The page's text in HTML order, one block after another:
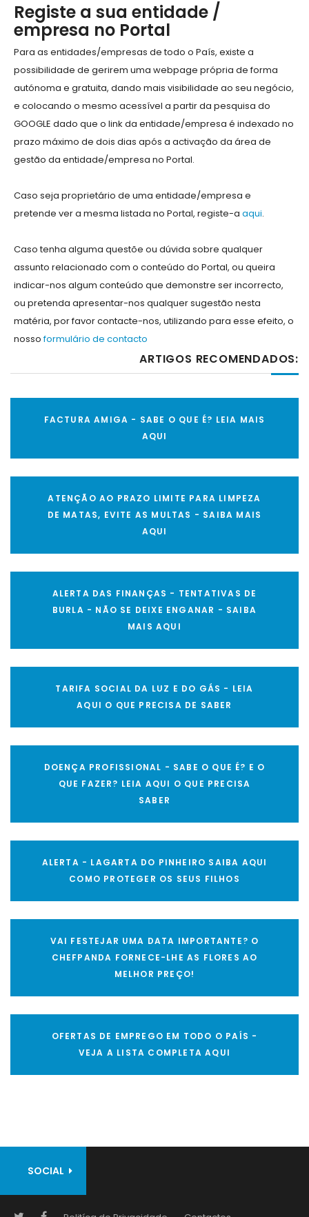
Registe a sua entidade /
empresa no Portal
Para as entidades/empresas de todo o País, existe a
possibilidade de gerirem uma webpage própria de forma
autónoma e gratuita, dando mais visibilidade ao seu negócio,
e colocando o mesmo acessível a partir da pesquisa do
GOOGLE dado que o link da entidade/empresa é indexado no
prazo máximo de dois dias após a activação da área de
gestão da entidade/empresa no Portal.
Caso seja proprietário de uma entidade/empresa e
pretende ver a mesma listada no Portal, registe-a aqui.
Caso tenha alguma questõe ou dúvida sobre qualquer
assunto relacionado com o conteúdo do Portal, ou queira
indicar-nos algum conteúdo que demonstre ser incorrecto,
ou pretenda apresentar-nos qualquer sugestão nesta
matéria, por favor contacte-nos, utilizando para esse efeito, o
nossoformulário de contacto
ARTIGOS RECOMENDADOS:
FACTURA AMIGA - SABE O QUE É? LEIA MAIS
AQUI
ATENÇÃO AO PRAZO LIMITE PARA LIMPEZA
DE MATAS, EVITE AS MULTAS - SAIBA MAIS
AQUI
ALERTA DAS FINANÇAS - TENTATIVAS DE
BURLA - NÃO SE DEIXE ENGANAR - SAIBA
MAIS AQUI
TARIFA SOCIAL DA LUZ E DO GÁS - LEIA
AQUI O QUE PRECISA DE SABER
DOENÇA PROFISSIONAL - SABE O QUE É? E O
QUE FAZER? LEIA AQUI O QUE PRECISA
SABER
ALERTA - LAGARTA DO PINHEIRO SAIBA AQUI
COMO PROTEGER OS SEUS FILHOS
VAI FESTEJAR UMA DATA IMPORTANTE? O
CHEFPANDA FORNECE-LHE AS FLORES AO
MELHOR PREÇO!
OFERTAS DE EMPREGO EM TODO O PAÍS -
VEJA A LISTA COMPLETA AQUI
SOCIAL